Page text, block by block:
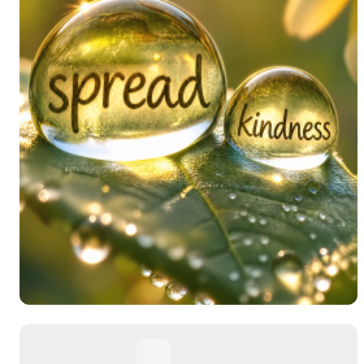
弹幕会在下方多行滚动展示；匿名发送有数量和
正在加载弹幕...
相关壁纸
分类
标